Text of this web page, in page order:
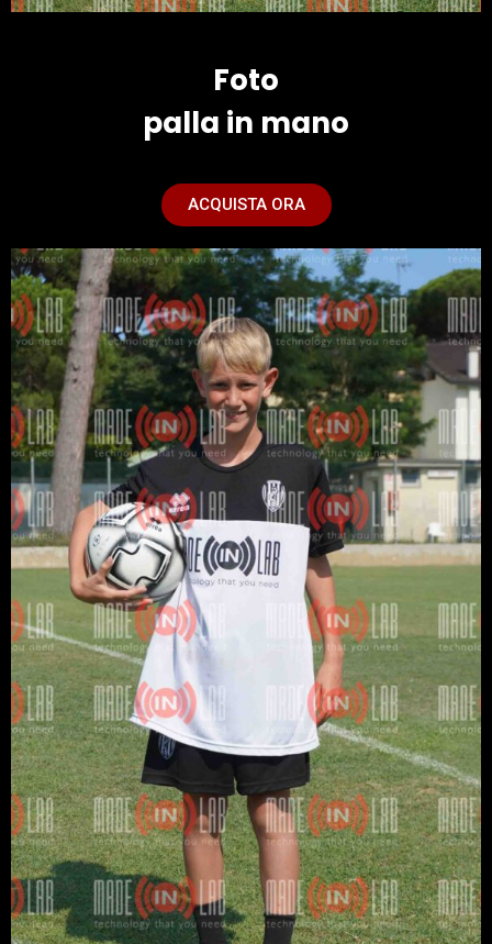
Foto
palla in mano
ACQUISTA ORA